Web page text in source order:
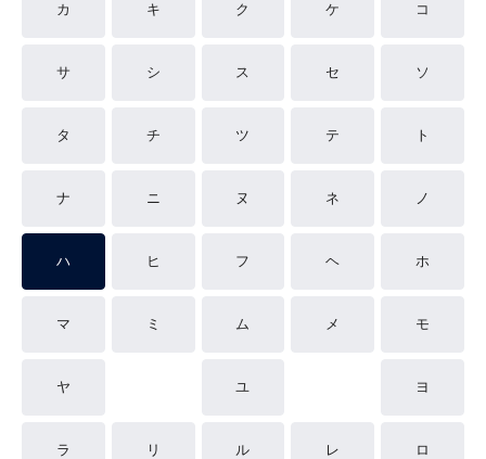
カ キ ク ケ コ
サ シ ス セ ソ
タ チ ツ テ ト
ナ ニ ヌ ネ ノ
ハ ヒ フ ヘ ホ
マ ミ ム メ モ
ヤ ユ ヨ
ラ リ ル レ ロ